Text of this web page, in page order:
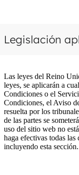
Legislación
Las leyes del Reino
leyes, se aplicarán a
Condiciones o el
Condiciones, el Aviso
resuelta por los
de las partes se
uso del sitio web no
haga efectivas todas las
incluyendo esta sección.